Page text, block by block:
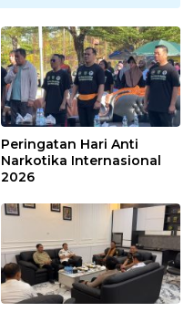
Peringatan Hari Anti
Narkotika Internasional
2026